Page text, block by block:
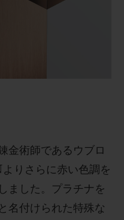
金術師であるウブロ
よりさらに赤い色調を
ました。プラチナを
名付けられた特殊な